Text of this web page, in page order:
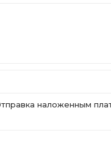
наложенным